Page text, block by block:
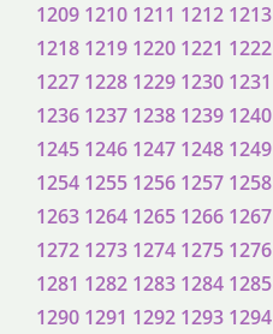
1209 1210 1211 1212 1213
1218 1219 1220 1221 1222
1227 1228 1229 1230 1231
1236 1237 1238 1239 1240
1245 1246 1247 1248 1249
1254 1255 1256 1257 1258
1263 1264 1265 1266 1267
1272 1273 1274 1275 1276
1281 1282 1283 1284 1285
1290 1291 1292 1293 1294